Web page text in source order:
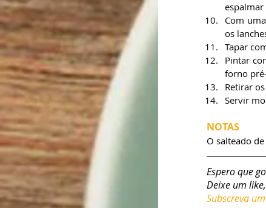
Com
os
Tapar
Pintar
forno
Retirar
Servir
NOTAS
O salteado
Espero que
Deixe um
Subscreva